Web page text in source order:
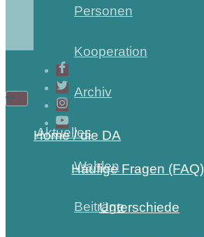
Personen
Kooperation
Archiv
Aktuelles
Wahlen
Beiträge
Home / die DA
Häufige Fragen (FAQ)
Unterschiede